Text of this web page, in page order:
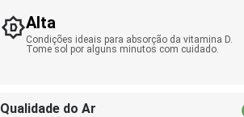
Alta
Condições ideais para absorção da vitamina D.
Tome sol por alguns minutos com cuidado.
Qualidade do Ar